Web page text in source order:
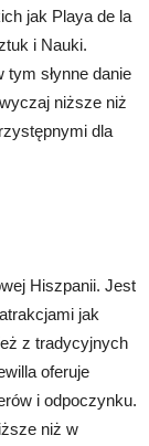
jak Playa de la
i Nauki.
tym słynne danie
niższe niż
dla
Hiszpanii. Jest
jak
z tradycyjnych
oferuje
i odpoczynku.
niż w